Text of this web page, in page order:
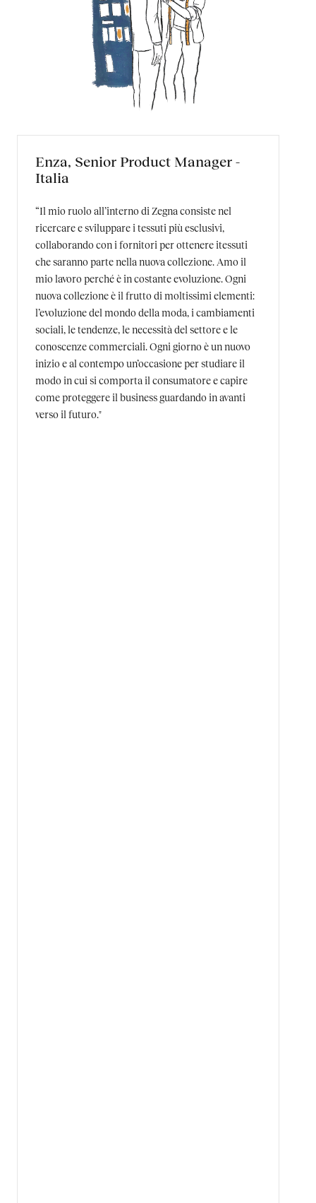
Enza, Senior Product Manager -
Italia
“Il mio ruolo all’interno di Zegna consiste nel
ricercare e sviluppare i tessuti più esclusivi,
collaborando con i fornitori per ottenere itessuti
che saranno parte nella nuova collezione. Amo il
mio lavoro perché è in costante evoluzione. Ogni
nuova collezione è il frutto di moltissimi elementi:
l’evoluzione del mondo della moda, i cambiamenti
sociali, le tendenze, le necessità del settore e le
conoscenze commerciali. Ogni giorno è un nuovo
inizio e al contempo un’occasione per studiare il
modo in cui si comporta il consumatore e capire
come proteggere il business guardando in avanti
verso il futuro."